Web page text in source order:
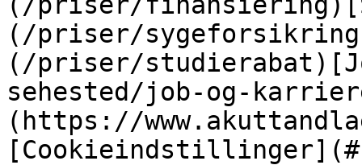
(/priser/
(/priser/
sehested/job-og-
(https://